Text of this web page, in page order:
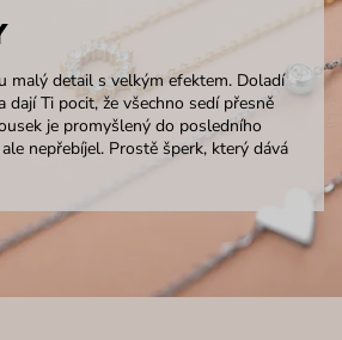
malý detail s velkým efektem. Doladí
Ti pocit, že všechno sedí přesně
je promyšlený do posledního
nepřebíjel. Prostě šperk, který dává